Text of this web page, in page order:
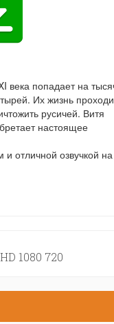
века попадает на
Их жизнь
русичей. Витя
настоящее
отличной озвучкой на
1080 720